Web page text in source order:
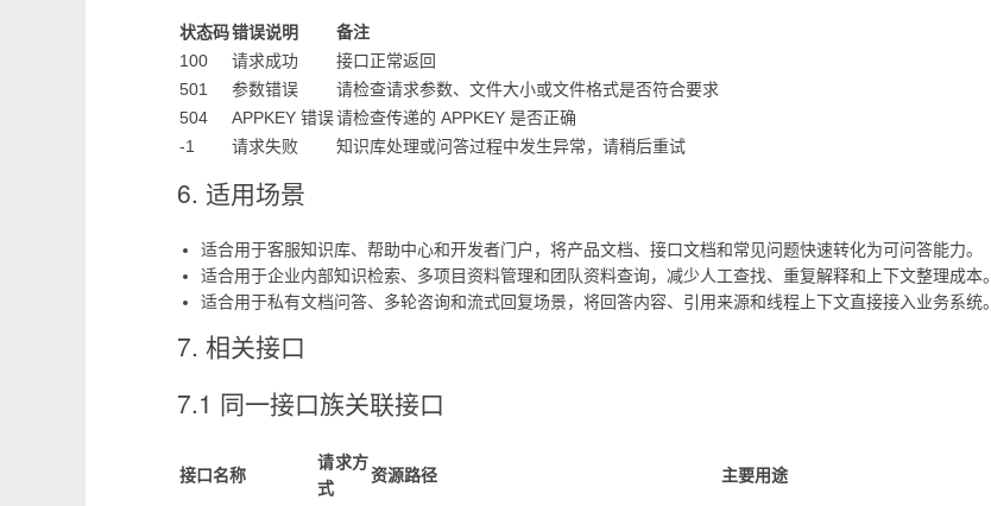
状态码错误说明
备注
100
请求成功
接口正常返回
501
参数错误
请检查请求参数、文件大小或文件格式是否符合要求
504
APPKEY 错误请检查传递的 APPKEY 是否正确
-1
请求失败 知识库处理或问答过程中发生异常，请稍后重试
6. 适用场景
适合用于客服知识库、帮助中心和开发者门户，将产品文档、接口文档和常见问题快速转化为可问答能力。
适合用于企业内部知识检索、多项目资料管理和团队资料查询，减少人工查找、重复解释和上下文整理成本。
适合用于私有文档问答、多轮咨询和流式回复场景，将回答内容、引用来源和线程上下文直接接入业务系统。
7. 相关接口
7.1 同一接口族关联接口
接口名称
请求方
式
资源路径 主要用途